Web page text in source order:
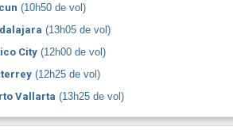
(10h50 de vol)
(13h05 de vol)
City(12h00 de vol)
(12h25 de vol)
Vallarta (13h25 de vol)